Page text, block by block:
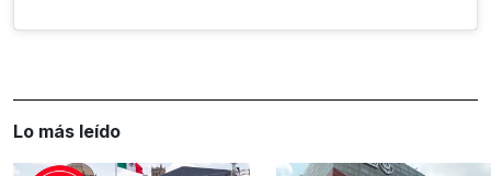
Lo más leído